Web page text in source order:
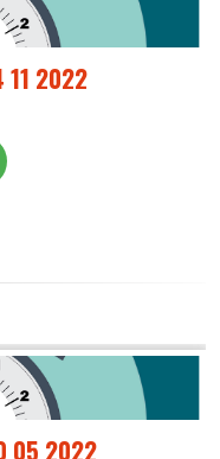
2022
05 2022